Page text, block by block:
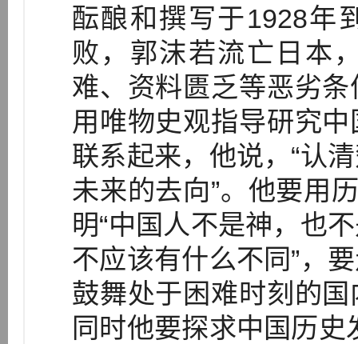
酝酿和撰写于1928年
败，郭沫若流亡日本
难、资料匮乏等恶劣
用唯物史观指导研究
联系起来，他说，“认
未来的去向”。他要用
明“中国人不是神，也
不应该有什么不同”，
鼓舞处于困难时刻的
同时他要探求中国历史